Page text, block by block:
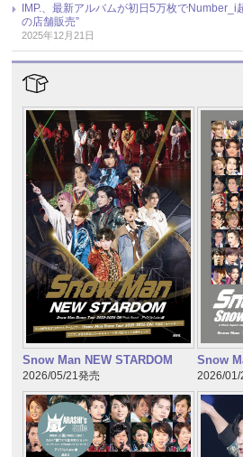
IMP.、最新アルバムが初日5万枚で
の店舗販売”
2025年12月21日
Snow Man NEW STARDOM
2026/05/21発売
Snow
2026/01/